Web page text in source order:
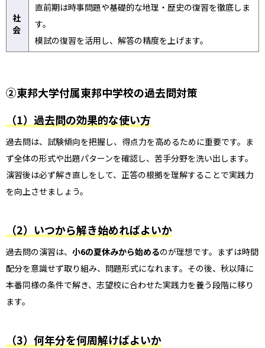
社
会
直前期は時事問題や基礎的な地理・歴史の復習を徹底しま
す。
模試の復習を活用し、解答の精度を上げます。
②東邦大学付属東邦中学校の過去問対策
（1）過去問の効果的な使い方
過去問は、試験傾向を把握し、得点力を高めるために重要です。ま
ず全体の形式や出題パターンを確認し、苦手分野を洗い出します。
演習後は必ず解き直しをして、正答の根拠を理解することで実践力
を向上させましょう。
（2）いつから解き始めればよいか
過去問の演習は、 小6の夏休みから始めるのが理想です。まずは時間
配分を意識せず取り組み、問題形式になれます。その後、秋以降に
本番同様の条件で解き、志望校に合わせた実践力を養う段階に移り
ます。
（3）何年分を何周解けばよいか